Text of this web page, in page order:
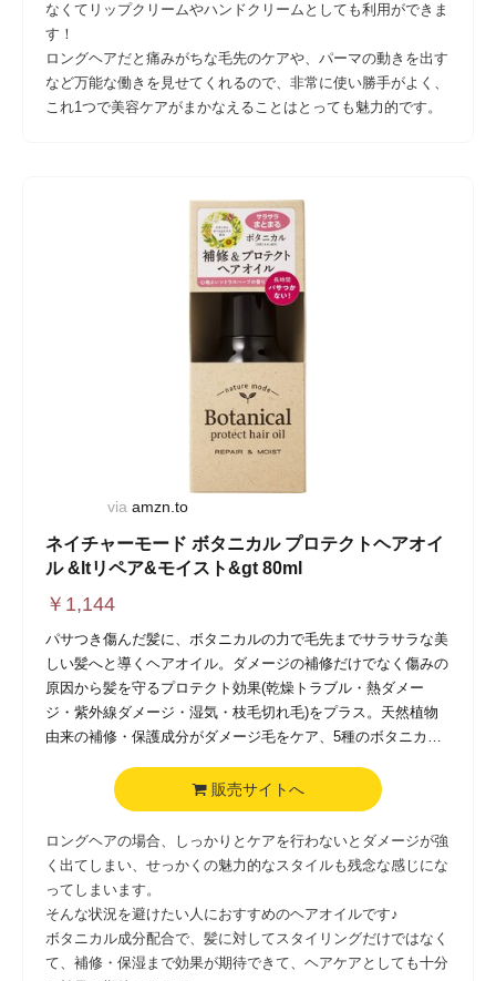
なくてリップクリームやハンドクリームとしても利用ができま
す！
ロングヘアだと痛みがちな毛先のケアや、パーマの動きを出す
など万能な働きを見せてくれるので、非常に使い勝手がよく、
これ1つで美容ケアがまかなえることはとっても魅力的です。
via amzn.to
ネイチャーモード ボタニカル プロテクトヘアオイ
ル &ltリペア&モイスト&gt 80ml
￥ 1,144
パサつき傷んだ髪に、ボタニカルの力で毛先までサラサラな美
しい髪へと導くヘアオイル。ダメージの補修だけでなく傷みの
原因から髪を守るプロテクト効果(乾燥トラブル・熱ダメー
ジ・紫外線ダメージ・湿気・枝毛切れ毛)をプラス。天然植物
由来の補修・保護成分がダメージ毛をケア、5種のボタニカル
に浸透しうるおいを保ちます。シトラスハーブの香り。パラベ
販売サイトへ
ロングヘアの場合、しっかりとケアを行わないとダメージが強
く出てしまい、せっかくの魅力的なスタイルも残念な感じにな
ってしまいます。
そんな状況を避けたい人におすすめのヘアオイルです♪
ボタニカル成分配合で、髪に対してスタイリングだけではなく
て、補修・保湿まで効果が期待できて、ヘアケアとしても十分